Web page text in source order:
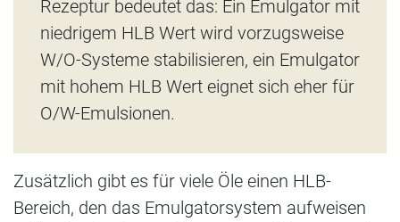
Rezeptur bedeutet das: Ein Emulgator mit
niedrigem HLB Wert wird vorzugsweise
W/O-Systeme stabilisieren, ein Emulgator
mit hohem HLB Wert eignet sich eher für
O/W-Emulsionen.
Zusätzlich gibt es für viele Öle einen HLB-
Bereich, den das Emulgatorsystem aufweisen